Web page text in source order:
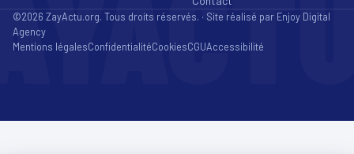
©2026 ZayActu.org. Tous droits réservés. · Site réalisé par Enjoy Digital
Agency
Mentions légalesConfidentialitéCookiesCGUAccessibilité